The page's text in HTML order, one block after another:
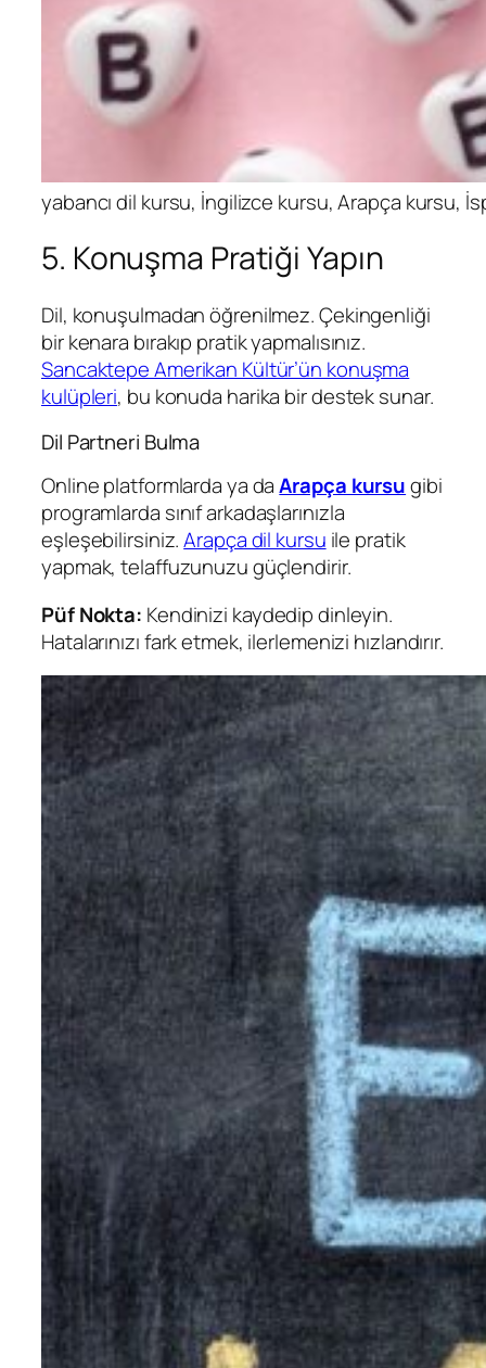
yabancı dil kursu, İngilizce kursu, Arapça kursu,
5. Konuşma Pratiği Yapın
Dil, konuşulmadan öğrenilmez. Çekingenliği
bir kenara bırakıp pratik yapmalısınız.
Sancaktepe Amerikan Kültür’ün konuşma
kulüpleri, bu konuda harika bir destek sunar.
Dil Partneri Bulma
Online platformlarda ya daArapça kursugibi
programlarda sınıf arkadaşlarınızla
eşleşebilirsiniz.Arapça dil kursu ile pratik
yapmak, telaffuzunuzu güçlendirir.
Püf Nokta: Kendinizi kaydedip dinleyin.
Hatalarınızı fark etmek, ilerlemenizi hızlandırır.